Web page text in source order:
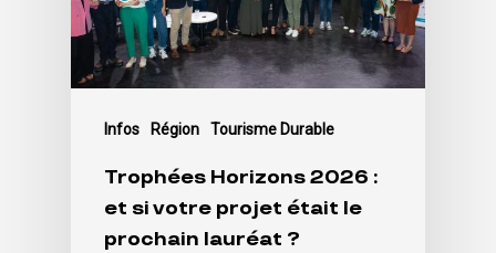
Infos Région Tourisme Durable
Trophées Horizons 2026 :
et si votre projet était le
prochain lauréat ?